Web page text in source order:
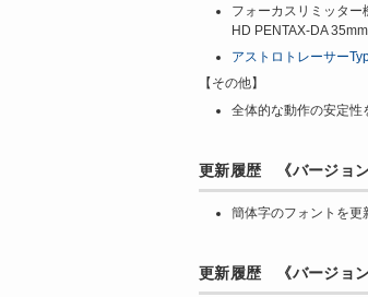
フォーカスリミッター
HD PENTAX-DA
アストロトレーサー
【その他】
全体的な動作の安定性
更新履歴 《バージョ
簡体字のフォントを更
更新履歴 《バージョ